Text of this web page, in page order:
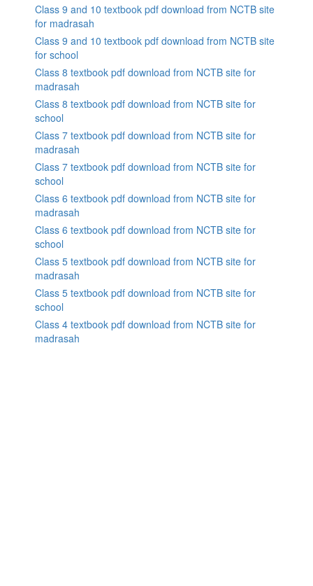
Class 9 and 10 textbook pdf download from NCTB site
for madrasah
Class 9 and 10 textbook pdf download from NCTB site
for school
Class 8 textbook pdf download from NCTB site for
madrasah
Class 8 textbook pdf download from NCTB site for
school
Class 7 textbook pdf download from NCTB site for
madrasah
Class 7 textbook pdf download from NCTB site for
school
Class 6 textbook pdf download from NCTB site for
madrasah
Class 6 textbook pdf download from NCTB site for
school
Class 5 textbook pdf download from NCTB site for
madrasah
Class 5 textbook pdf download from NCTB site for
school
Class 4 textbook pdf download from NCTB site for
madrasah